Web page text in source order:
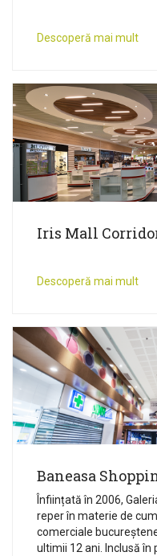
Descoperă mai mult
Iris Mall
Descoperă mai mult
Baneasa
Înființată în 2006,
reper în materie de
comerciale
ultimii 12 ani. Inclusă